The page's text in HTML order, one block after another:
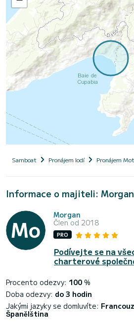
Samboat Pronájem lodí Pronájem
Informace o majiteli: Morgan
Morgan
Člen od 2018
PRO
Podívejte se na
charterové
Procento odezvy: 100 %
Doba odezvy: do 3 hodin
Jakými jazyky se domluvíte:
Španělština